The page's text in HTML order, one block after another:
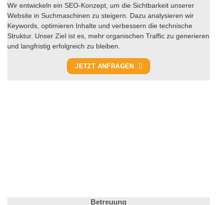
Wir entwickeln ein SEO-Konzept, um die Sichtbarkeit unserer
Website in Suchmaschinen zu steigern. Dazu analysieren wir
Keywords, optimieren Inhalte und verbessern die technische
Struktur. Unser Ziel ist es, mehr organischen Traffic zu generieren
und langfristig erfolgreich zu bleiben.
JETZT ANFRAGEN
Betreuung